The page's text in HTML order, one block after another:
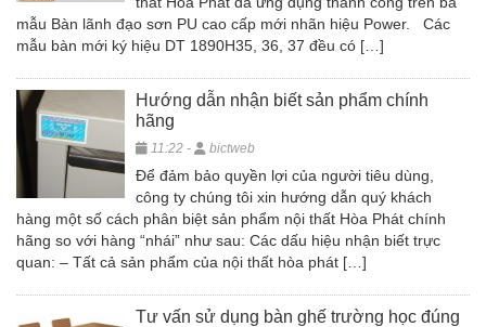
mẫu Bàn lãnh đạo sơn PU cao cấp mới nhãn hiệu Power. Các
mẫu bàn mới ký hiệu DT 1890H35, 36, 37 đều có […]
Hướng dẫn nhận biết sản phẩm chính
hãng
11:22 - bictweb
Để đảm bảo quyền lợi của người tiêu dùng,
công ty chúng tôi xin hướng dẫn quý khách
hàng một số cách phân biệt sản phẩm nội thất Hòa Phát chính
hãng so với hàng “nhái” như sau: Các dấu hiệu nhận biết trực
quan: – Tất cả sản phẩm của nội thất hòa phát […]
Tư vấn sử dụng bàn ghế trường học đúng